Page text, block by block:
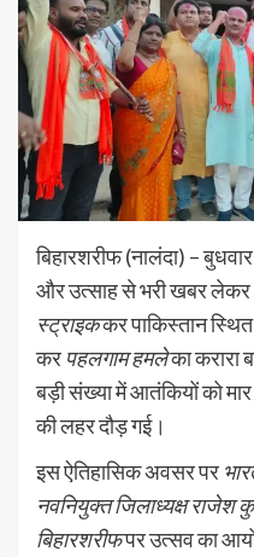
बिहारशरीफ (नालंदा) –
और उत्साह से भरी खबर
स्ट्राइककर पाकिस्तान
कर पहलगाम हमलेका करारा
बड़ी संख्या में आतंकियों को मार
की लहर दौड़ गई।
इस ऐतिहासिक अवसर पर
नवनियुक्त जिलाध्यक्ष राजेश
बिहारशरीफपर उत्सव का